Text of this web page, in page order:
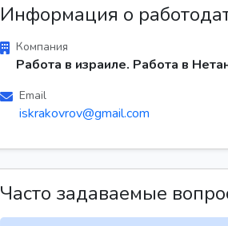
Информация о
Компания
Работа в израиле. Работа в
Email
iskrakovrov@gmail.com
Часто задаваемые